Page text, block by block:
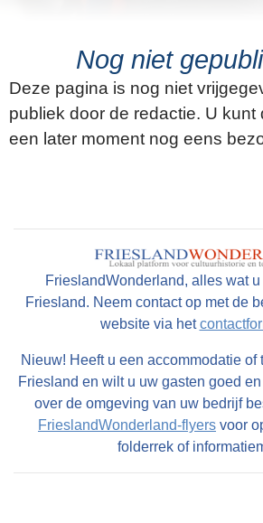
Nog niet
Deze pagina is nog niet
publiek door de redactie. U kunt
een later moment nog eens
FrieslandWonderland, alles wat
Friesland. Neem contact op met de
website via het
Nieuw! Heeft u een accommodatie of
Friesland en wilt u uw gasten goed
over de omgeving van uw bedrijf
FrieslandWonderland-flyers voor
folderrek of